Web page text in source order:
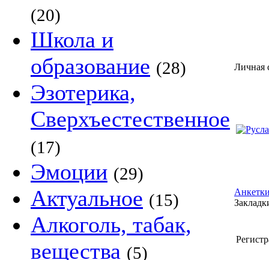
(20)
Школа и
образование (28)
Эзотерика,
Сверхъестественное
(17)
Эмоции (29)
Актуальное (15)
Алкоголь, табак,
вещества (5)
Личная